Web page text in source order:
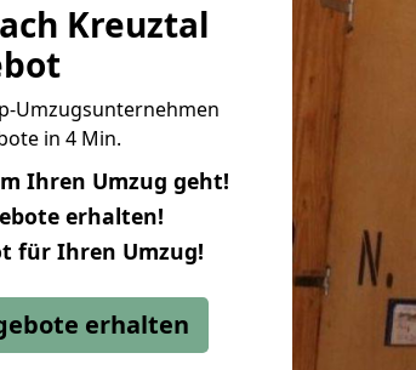
Kreuztal
Umzugsunternehmen
in 4 Min.
Ihren Umzug geht!
erhalten!
für Ihren Umzug!
erhalten